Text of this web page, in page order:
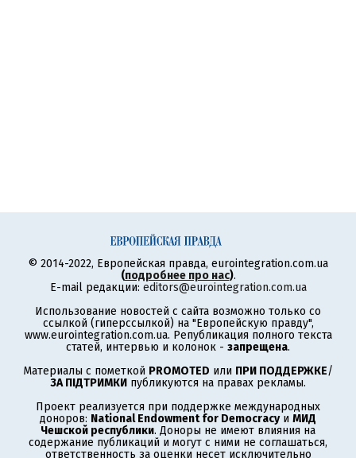
© 2014-2022, Европейская правда, eurointegration.com.ua
(подробнее про нас).
E-mail редакции: editors@eurointegration.com.ua
Использование новостей с сайта возможно только со
ссылкой (гиперссылкой) на "Европейскую правду",
www.eurointegration.com.ua. Републикация полного текста
статей, интервью и колонок - запрещена.
Материалы с пометкой PROMOTED или ПРИ ПОДДЕРЖКЕ/
ЗА ПІДТРИМКИ публикуются на правах рекламы.
Проект реализуется при поддержке международных
доноров: National Endowment for Democracyи МИД
Чешской республики. Доноры не имеют влияния на
содержание публикаций и могут с ними не соглашаться,
ответственность за оценки несет исключительно